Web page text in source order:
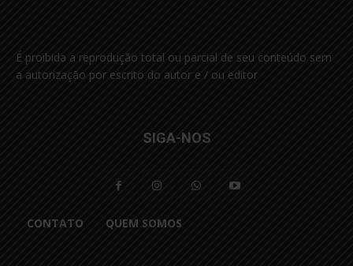
É proibida a reprodução total ou parcial de seu conteúdo sem
a autorização por escrito do autor e / ou editor
SIGA-NOS
CONTATO QUEM SOMOS